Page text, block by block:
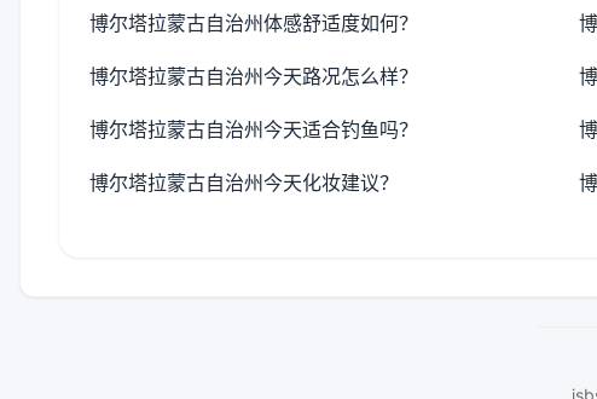
博尔塔拉蒙古自治州体感舒适度如何？
博尔塔拉蒙古自治州今天路况怎么样？
博尔塔拉蒙古自治州今天适合钓鱼吗？
博尔塔拉蒙古自治州今天化妆建议？